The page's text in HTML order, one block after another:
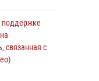
поддержке
связанная с